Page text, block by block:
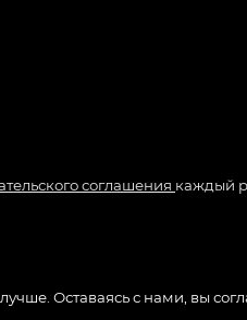
Оставаясь с нами, вы
соглашения каждый